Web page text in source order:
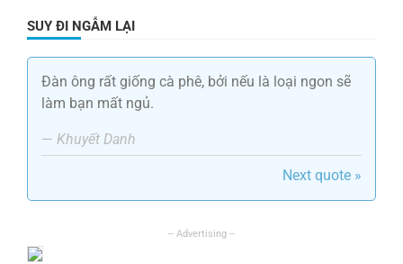
SUY ĐI NGẪM LẠI
Đàn ông rất giống cà phê, bởi nếu là loại ngon sẽ
làm bạn mất ngủ.
— Khuyết Danh
Next quote »